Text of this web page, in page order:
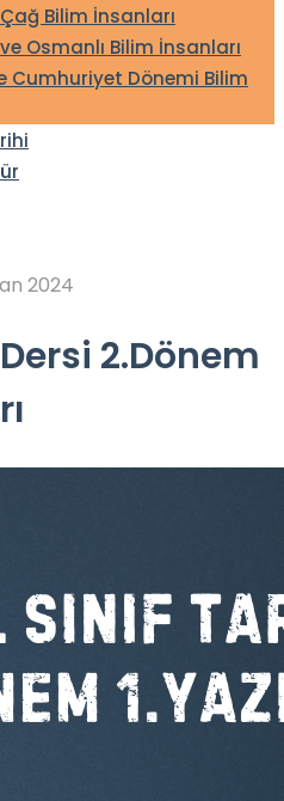
Bilim İnsanları
Osmanlı Bilim İnsanları
Cumhuriyet Dönemi Bilim
2024
Dersi 2.Dönem